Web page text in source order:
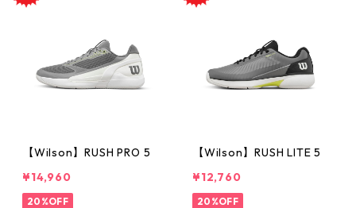
【Wilson】RUSH PRO 5
¥14,960
20%OFF
【Wilson】RUSH LITE 5
¥12,760
20%OFF